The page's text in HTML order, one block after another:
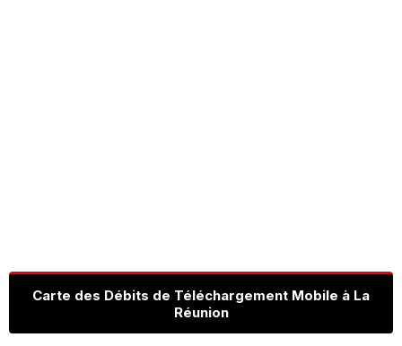
Carte des Débits de Téléchargement Mobile à La
Réunion